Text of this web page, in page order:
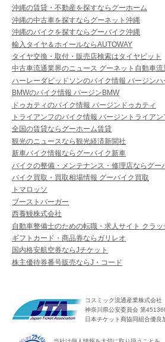
沖縄の賃貸・不動産を探すならグーホーム
沖縄の中古車を探すならグーネット沖縄
沖縄のバイクを探すならグーバイク沖縄
輸入タイヤ＆ホイールならAUTOWAY
タイヤ交換・取付・販売店検索はタイヤピット
中古車流通業界のニュース グーネット自動車流
ハーレーダビッドソンのバイク情報 バージンハ
BMWのバイク情報 バージンBMW
ドゥカティのバイク情報 バージンドゥカティ
トライアンフのバイク情報 バージントライアン
全国の賃貸ならグーホーム賃貸
観光のニュースなら観光経済新聞社
新車バイク情報ならグーバイク新車
バイクの整備・メンテナンス・修理店ならグー
バイク買取・買取相場情報 グーバイク買取
トマロッソ
ブーストバーガー
西養鰻株式会社
自動車整備士のための転職・求人サイト クラッ
ギフトカード・商品券ならガリレオ
国内格安航空券ならJチケット
株主優待券番号販売ならJ・コード
コスミック流通産業株式会社
神奈川県公安委員会 第
日本チケット商協同組合優良